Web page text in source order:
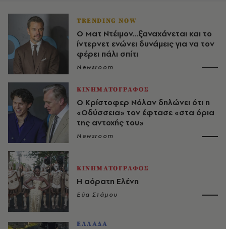
TRENDING NOW
Ο Ματ Ντέιμον...ξαναχάνεται και το
ίντερνετ ενώνει δυνάμεις για να τον
φέρει πάλι σπίτι
Newsroom
ΚΙΝΗΜΑΤΟΓΡΑΦΟΣ
Ο Κρίστοφερ Νόλαν δηλώνει ότι η
«Οδύσσεια» τον έφτασε «στα όρια
της αντοχής του»
Newsroom
ΚΙΝΗΜΑΤΟΓΡΑΦΟΣ
Η αόρατη Ελένη
Εύα Στάμου
ΕΛΛΑΔΑ